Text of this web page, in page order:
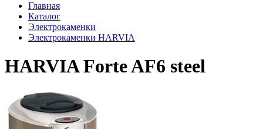
Главная
Каталог
Электрокаменки
Электрокаменки HARVIA
HARVIA Forte AF6 steel